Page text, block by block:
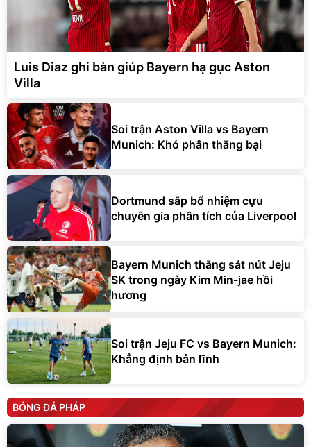
Luis Diaz ghi bàn giúp Bayern hạ gục Aston
Villa
Soi trận Aston Villa vs Bayern
Munich: Khó phân thắng bại
Dortmund sắp bổ nhiệm cựu
chuyên gia phân tích của Liverpool
Bayern Munich thắng sát nút Jeju
SK trong ngày Kim Min-jae hồi
hương
Soi trận Jeju FC vs Bayern Munich:
Khẳng định bản lĩnh
BÓNG ĐÁ PHÁP